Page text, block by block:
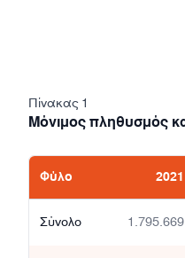
Πίνακας 1
Μόνιμος πληθυσμός
Φύλο 2021
Σύνολο 1.795.669